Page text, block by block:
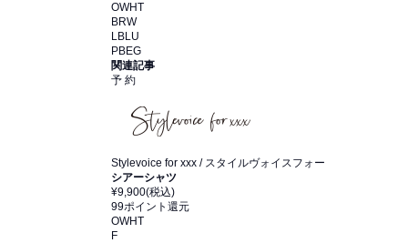
OWHT
BRW
LBLU
PBEG
関連記事
予 約
Stylevoice for xxx / スタイルヴォイスフォー
シアーシャツ
¥9,900(税込)
99ポイント還元
OWHT
F